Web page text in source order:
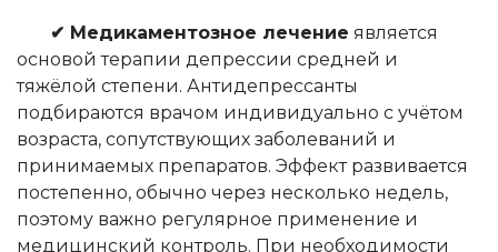
✔ Медикаментозное лечение является
основой терапии депрессии средней и
тяжёлой степени. Антидепрессанты
подбираются врачом индивидуально с учётом
возраста, сопутствующих заболеваний и
принимаемых препаратов. Эффект развивается
постепенно, обычно через несколько недель,
поэтому важно регулярное применение и
медицинский контроль. При необходимости